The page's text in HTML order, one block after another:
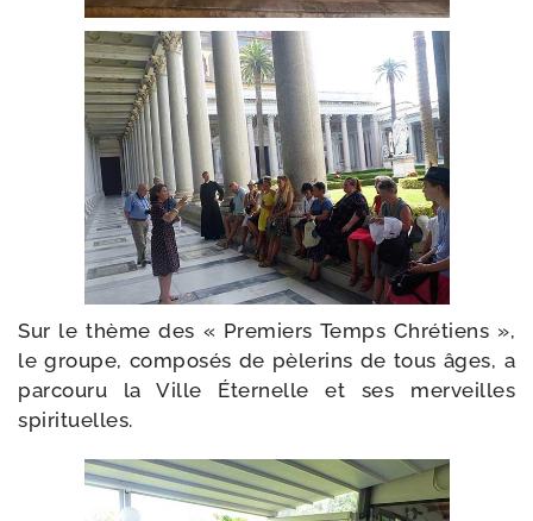
Sur le thème des « Premiers Temps Chrétiens »,
le groupe, com­po­sés de pèle­rins de tous âges, a
par­cou­ru la Ville Éternelle et ses mer­veilles
spirituelles.